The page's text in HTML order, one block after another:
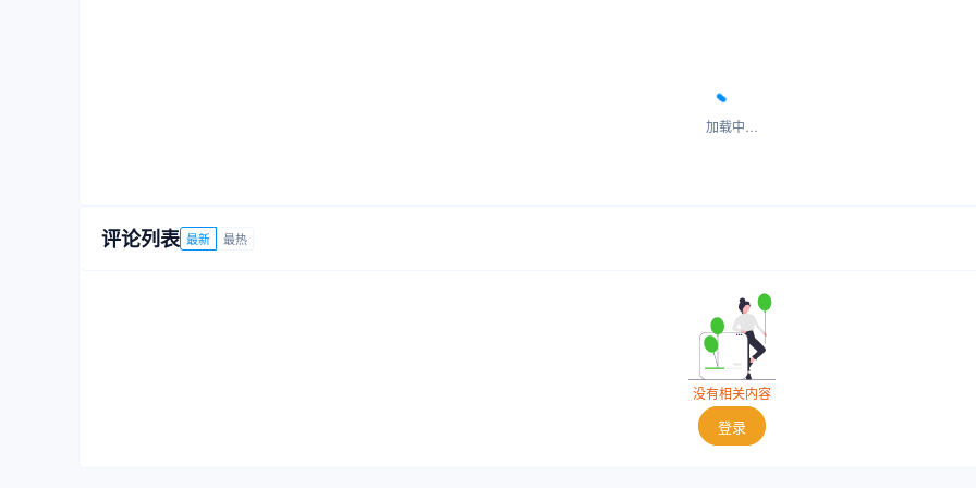
加载中…
评论列表 最新 最热
没有相关内容
登录